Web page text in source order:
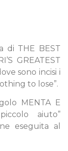
di THE BEST
GREATEST
sono incisi i
to lose”.
MENTA E
aiuto”
eseguita al